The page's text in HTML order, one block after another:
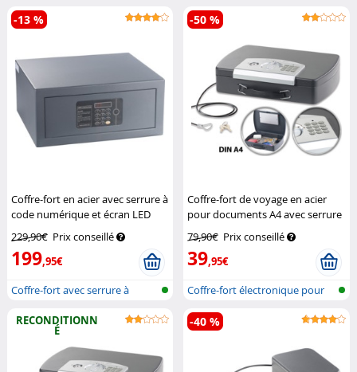
combinai...
combinai...
Coffre-fort en acier avec serrure à
code numérique et écran LED
229,90€ Prix conseillé
199,95€
-13 %
Coffre-fort avec serrure à
Coffre-fort de voyage en acier
pour documents A4 avec serrure
XCase
79,90€ Prix conseillé
39,95€
-50 %
Coffre-fort électronique pour
docum...
RECONDITIONN
É
-40 %